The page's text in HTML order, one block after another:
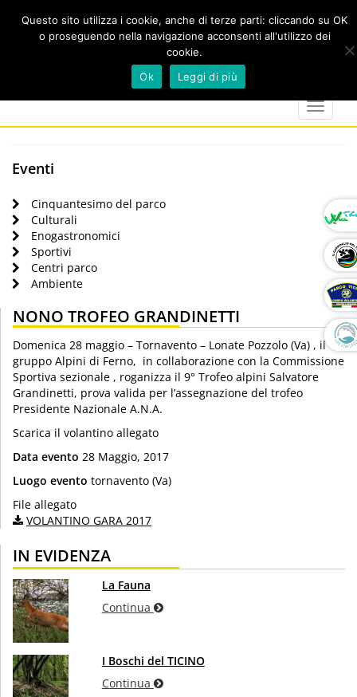
marker
calendar
Toggle
Eventi
Cinquantesimo del parco
Culturali
Enogastronomici
Sportivi
Centri parco
Ambiente
NONO TROFEO GRANDINETTI
Domenica 28 maggio – Tornavento – Lonate Pozzolo (Va) , il
gruppo Alpini di Ferno, in collaborazione con la Commissione
Sportiva sezionale , roganizza il 9° Trofeo alpini Salvatore
Grandinetti, prova valida per l’assegnazione del trofeo
Presidente Nazionale A.N.A.
Scarica il volantino allegato
Data evento 28 Maggio, 2017
Luogo evento tornavento (Va)
File allegato
VOLANTINO GARA 2017
IN EVIDENZA
La Fauna
Continua
I Boschi del TICINO
Continua
Questo sito utilizza i cookie, anche di terze parti: cliccando su OK
o proseguendo nella navigazione acconsenti all'utilizzo dei
cookie.
Ok
Leggi di più